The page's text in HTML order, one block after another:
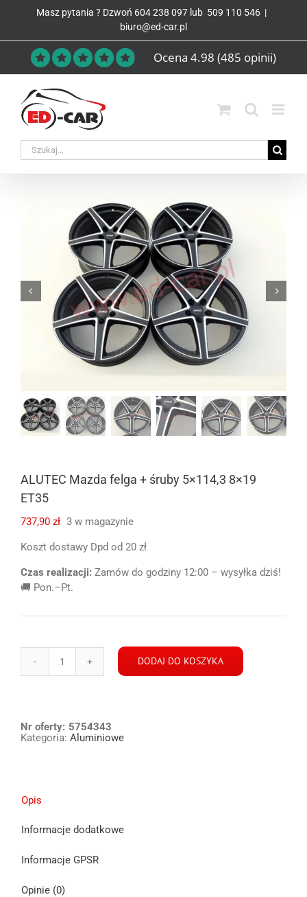
Masz pytania ? Dzwoń 604 238 097 lub 509 110 546 |
biuro@ed-car.pl
Ocena 4.98 (485 opinii)
ALUTEC Mazda felga + śruby 5×114,3 8×19
ET35
737,90 zł 3 w magazynie
Koszt dostawy Dpd od 20 zł
Czas realizacji: Zamów do godziny 12:00 – wysyłka dziś!
🚚 Pon.–Pt.
ilość
+
śruby
DODAJ DO KOSZYKA
Nr oferty: 5754343
Kategoria: Aluminiowe
Opis
Informacje dodatkowe
Informacje GPSR
Opinie (0)